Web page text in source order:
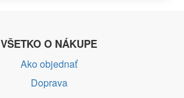
VŠETKO O NÁKUPE
Ako objednať
Doprava